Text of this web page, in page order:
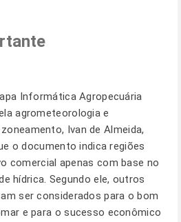
Informática Agropecuária
agrometeorologia e
Ivan de Almeida,
o documento indica regiões
comercial apenas com base no
hídrica. Segundo ele, outros
ser considerados para o bom
e para o sucesso econômico